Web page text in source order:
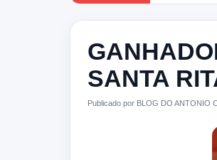
SANTA
Publicado por BLOG DO ANTONIO